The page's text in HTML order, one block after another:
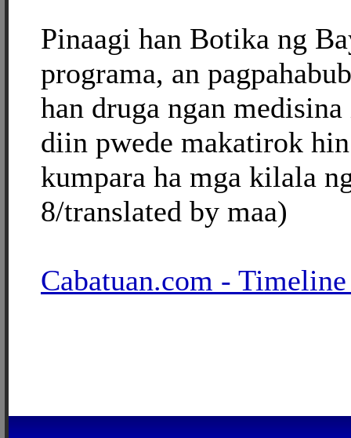
Pinaagi han Botika ng
programa, an
han druga ngan
diin pwede makatirok
kumpara ha mga kilala
8/translated by maa)
Cabatuan.com -